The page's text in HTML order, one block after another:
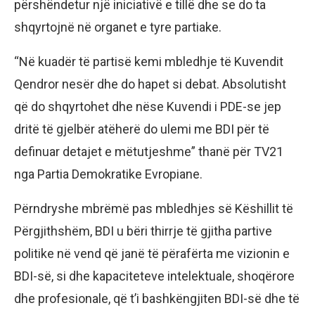
përshëndetur një iniciativë e tillë dhe se do ta
shqyrtojnë në organet e tyre partiake.
“Në kuadër të partisë kemi mbledhje të Kuvendit
Qendror nesër dhe do hapet si debat. Absolutisht
që do shqyrtohet dhe nëse Kuvendi i PDE-se jep
dritë të gjelbër atëherë do ulemi me BDI për të
definuar detajet e mëtutjeshme” thanë për TV21
nga Partia Demokratike Evropiane.
Përndryshe mbrëmë pas mbledhjes së Këshillit të
Përgjithshëm, BDI u bëri thirrje të gjitha partive
politike në vend që janë të përafërta me vizionin e
BDI-së, si dhe kapaciteteve intelektuale, shoqërore
dhe profesionale, që t’i bashkëngjiten BDI-së dhe të